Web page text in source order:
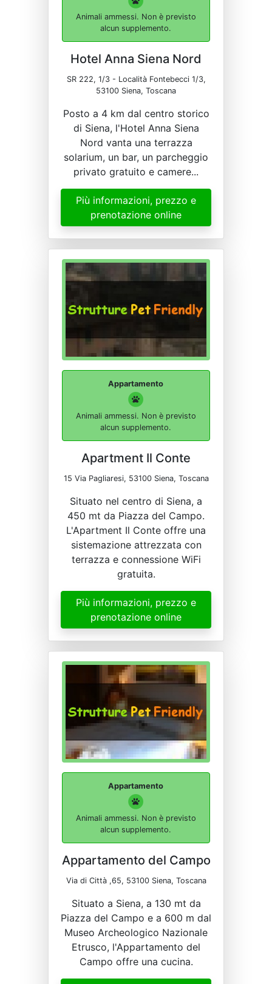
Animali ammessi. Non è previsto
alcun supplemento.
Hotel Anna Siena Nord
SR 222, 1/3 - Località Fontebecci 1/3,
53100 Siena, Toscana
Posto a 4 km dal centro storico
di Siena, l'Hotel Anna Siena
Nord vanta una terrazza
solarium, un bar, un parcheggio
privato gratuito e camere...
Più informazioni, prezzo e
prenotazione online
Appartamento
Animali ammessi. Non è previsto
alcun supplemento.
Apartment Il Conte
15 Via Pagliaresi, 53100 Siena, Toscana
Situato nel centro di Siena, a
450 mt da Piazza del Campo.
L'Apartment Il Conte offre una
sistemazione attrezzata con
terrazza e connessione WiFi
gratuita.
Più informazioni, prezzo e
prenotazione online
Appartamento
Animali ammessi. Non è previsto
alcun supplemento.
Appartamento del Campo
Via di Città ,65, 53100 Siena, Toscana
Situato a Siena, a 130 mt da
Piazza del Campo e a 600 m dal
Museo Archeologico Nazionale
Etrusco, l'Appartamento del
Campo offre una cucina.